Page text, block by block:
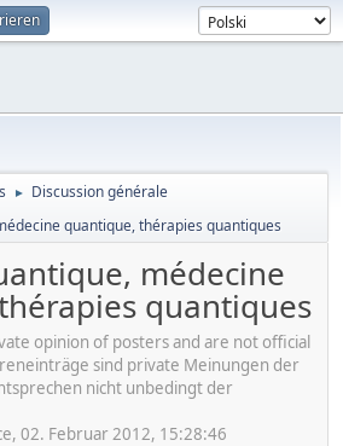
► Discussion générale
quantique, thérapies quantiques
médecine
quantiques
opinion of posters and are not official
sind private Meinungen der
nicht unbedingt der
02. Februar 2012, 15:28:46